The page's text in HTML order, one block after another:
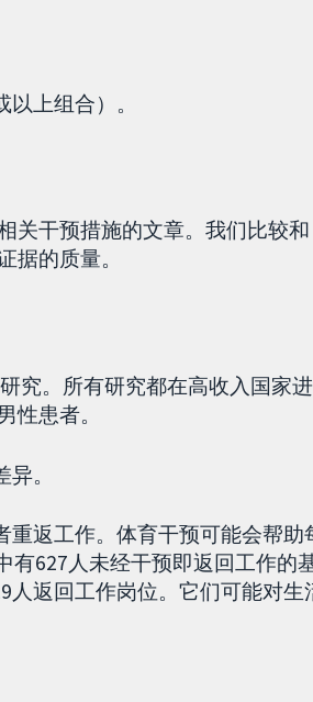
上组合）。
关干预措施的文章。我们比较和
的质量。
究。所有研究都在高收入国家进
性患者。
。
重返工作。体育干预可能会帮助
有627人未经干预即返回工作的
人返回工作岗位。它们可能对生